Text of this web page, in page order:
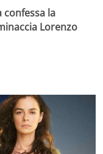
confessa la
Lorenzo